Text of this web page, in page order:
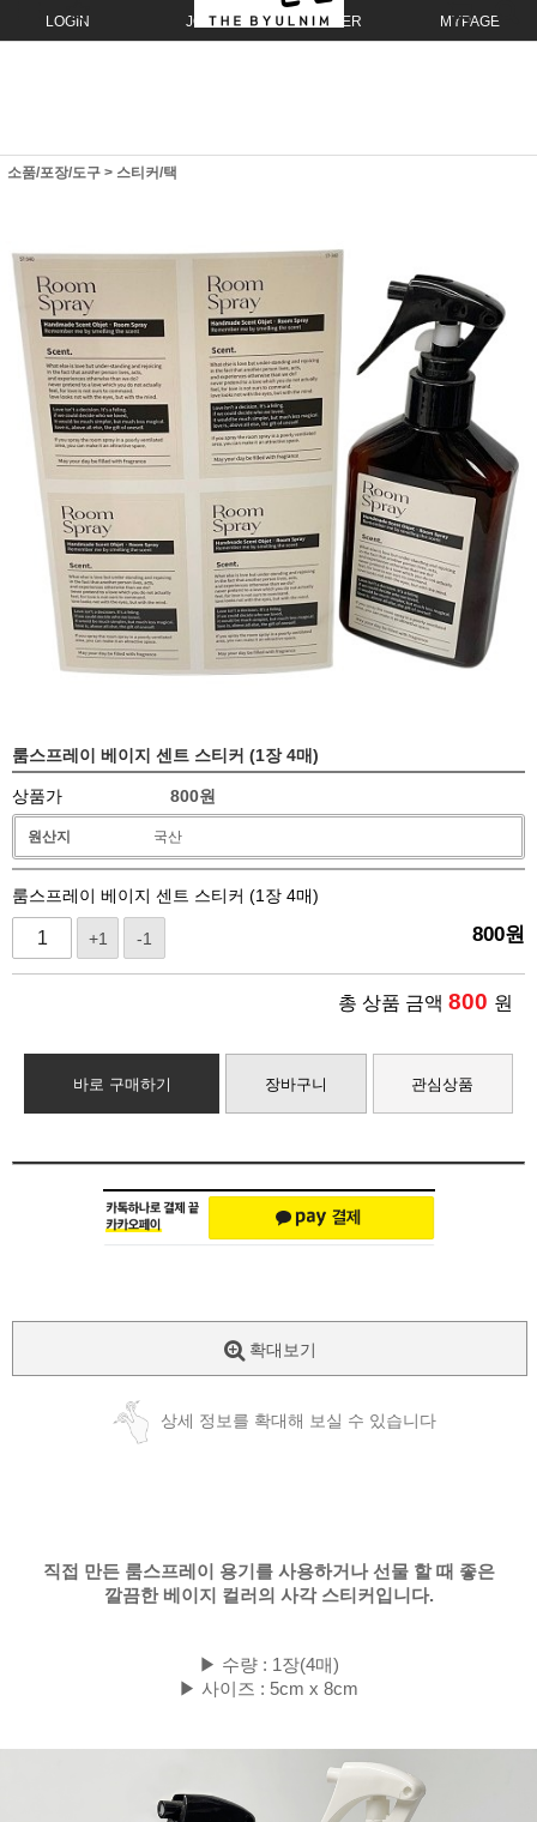
LOGIN JOIN ORDER MYPAGE
소품/포장/도구 > 스티커/택
룸스프레이 베이지 센트 스티커 (1장 4매)
상품가 800원
원산지 국산
룸스프레이 베이지 센트 스티커 (1장 4매)
+1 -1 800원
총 상품 금액 800 원
바로 구매하기 장바구니 관심상품
확대보기
상세 정보를 확대해 보실 수 있습니다
직접 만든 룸스프레이 용기를 사용하거나 선물 할 때 좋은
깔끔한 베이지 컬러의 사각 스티커입니다.
▶ 수량 : 1장(4매)
▶ 사이즈 : 5cm x 8cm